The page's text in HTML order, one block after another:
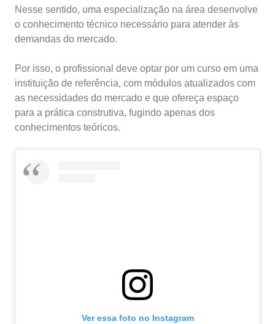
Nesse sentido, uma especialização na área desenvolve
o conhecimento técnico necessário para atender às
demandas do mercado.
Por isso, o profissional deve optar por um curso em uma
instituição de referência, com módulos atualizados com
as necessidades do mercado e que ofereça espaço
para a prática construtiva, fugindo apenas dos
conhecimentos teóricos.
Ver essa foto no Instagram